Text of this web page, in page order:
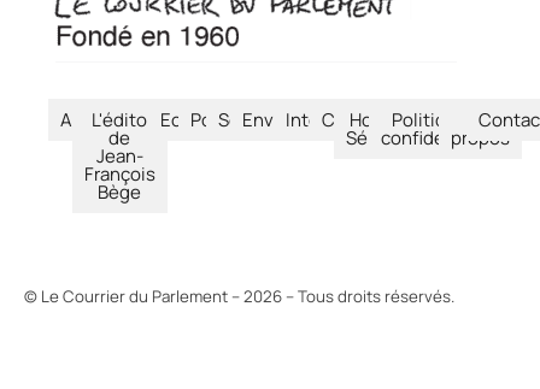
Accueil
L'édito
de
Jean-
François
Bège
Economie
Politique
SociétéEnvironnement
International
CultureHors-
Séries
Politique de
confidentialité
À
propos
© Le Courrier du Parlement – 2026 – Tous droits réservés.